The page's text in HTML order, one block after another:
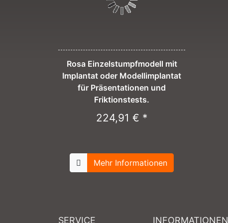
Rosa Einzelstumpfmodell mit
Implantat oder Modellimplantat
für Präsentationen und
Friktionstests.
224,91 € *
Mehr Informationen
SERVICE INFORMATIONEN